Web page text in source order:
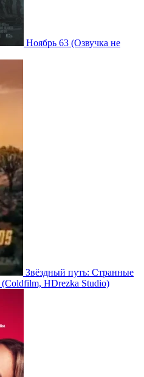
Ноябрь 63 (Озвучка не
Звёздный путь: Странные
(Coldfilm, HDrezka Studio)